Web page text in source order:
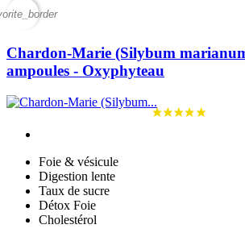
Chardon-Marie (Silybum
ampoules - Oxyphyteau
Foie & vésicule
Digestion lente
Taux de sucre
Détox Foie
Cholestérol